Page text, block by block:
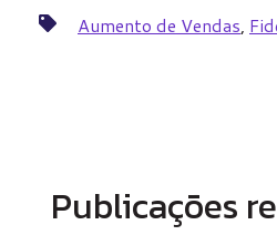
Aumento de Vendas,
Publicações